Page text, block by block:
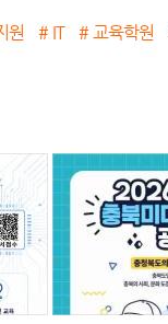
원 # IT # 교육학원